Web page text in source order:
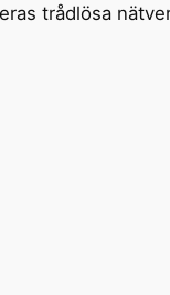
trådlösa